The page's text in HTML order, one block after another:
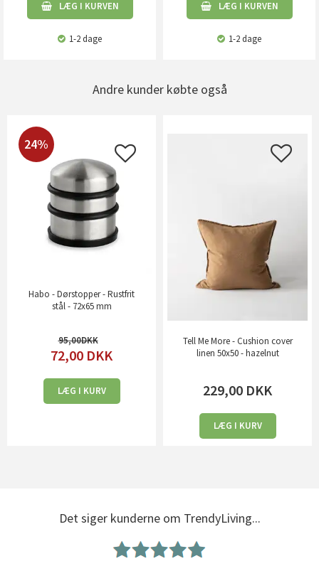
LÆG I KURVEN
1-2 dage
LÆG I KURVEN
1-2 dage
Andre kunder købte også
24%
Habo - Dørstopper - Rustfrit
stål - 72x65 mm
95,00
72,00 DKK
LÆG I KURV
Tell Me More - Cushion cover
linen 50x50 - hazelnut
229,00 DKK
LÆG I KURV
Det siger kunderne om TrendyLiving...